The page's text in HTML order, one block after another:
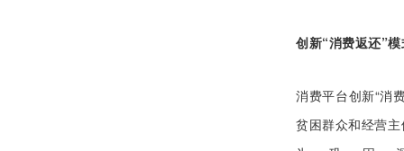
创新“消费返还”
消费平台创新“消
贫困群众和经营